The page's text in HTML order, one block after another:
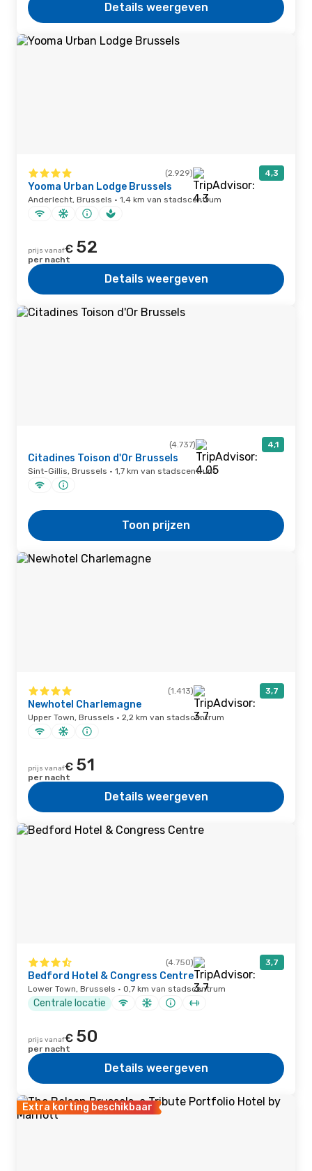
Details weergeven
(2.929) 4,3
Yooma Urban Lodge Brussels
Anderlecht, Brussels · 1,4 km van stadscentrum
prijs vanaf€ 52
per nacht
Details weergeven
(4.737) 4,1
Citadines Toison d'Or Brussels
Sint-Gillis, Brussels · 1,7 km van stadscentrum
Toon prijzen
(1.413) 3,7
Newhotel Charlemagne
Upper Town, Brussels · 2,2 km van stadscentrum
prijs vanaf€ 51
per nacht
Details weergeven
(4.750) 3,7
Bedford Hotel & Congress Centre
Lower Town, Brussels · 0,7 km van stadscentrum
Centrale locatie
prijs vanaf€ 50
per nacht
Details weergeven
Extra korting beschikbaar